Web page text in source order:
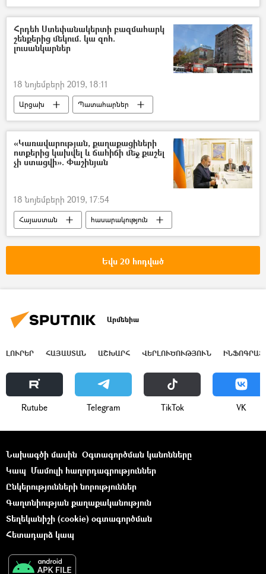
Թուրքիա
Սիրիա
Պոլսո Հայոց պատրիարքարան
Արամ արք. Աթեշյան
Հրդեհ Ստեփանակերտի բազմահարկ
շենքերից մեկում. կա զոհ.
լուսանկարներ
18 նոյեմբերի 2019, 18:11
Արցախ
Պատահարներ
Հայաստան
հասարակություն
հրդեհ
բազմաբնակարան շենք
Զոհ
Ստեփանակերտ
«Կառավարության, քաղաքացիների
ոտքերից կախվել և ճահիճի մեջ քաշել
չի ստացվի». Փաշինյան
18 նոյեմբերի 2019, 17:54
Հայաստան
հասարակություն
Նիկոլ Փաշինյան
Արայիկ Հարությունյան
ՀՀ կառավարություն
նախագիծ
Եվս 20 հոդված
Արմենիա
ԼՈՒՐԵՐ ՀԱՅԱՍՏԱՆ ԱՇԽԱՐՀ ՎԵՐԼՈՒԾՈՒԹՅՈՒՆ
Rutube Telegram ТikТоk VK
Նախագծի մասին Օգտագործման կանոնները
Կապ Մամուլի հաղորդագրություններ
Ընկերությունների նորություններ
Գաղտնիության քաղաքականություն
Տեղեկանիշի (cookie) օգտագործման
Հետադարձ կապ